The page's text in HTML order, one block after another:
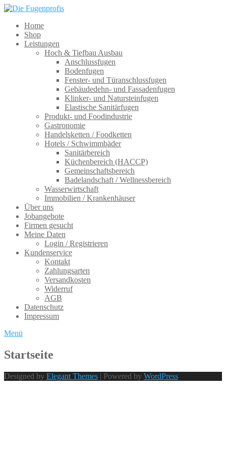
Home
Shop
Leistungen
Hoch & Tiefbau Ausbau
Anschlussfugen
Bodenfugen
Fenster- und Türanschlussfugen
Gebäudedehn- und Fassadenfugen
Klinker- und Natursteinfugen
Elastische Sanitärfugen
Produkt- und Foodindustrie
Gastronomie
Handelsketten / Foodketten
Hotels / Schwimmbäder
Sanitärbereich
Küchenbereich (HACCP)
Gemeinschaftsbereich
Badelandschaft / Wellnessbereich
Wasserwirtschaft
Immobilien / Krankenhäuser
Über uns
Jobangebote
Firmen gesucht
Meine Daten
Login / Registrieren
Kundenservice
Kontakt
Zahlungsarten
Versandkosten
Widerruf
AGB
Datenschutz
Impressum
Menü
Startseite
Designed by Elegant Themes | Powered by WordPress